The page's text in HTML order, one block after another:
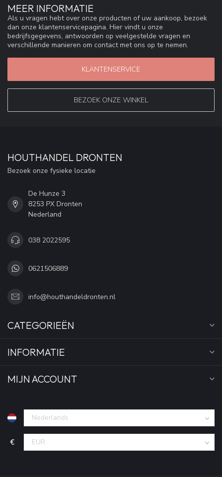
MEER INFORMATIE
Als u vragen hebt over onze producten of uw aankoop, bezoek
dan onze klantenservicepagina. Hier vindt u onze
bedrijfsgegevens, antwoorden op veelgestelde vragen en
verschillende manieren om contact met ons op te nemen.
KLANTENSERVICE
BEZOEK ONZE WINKEL
HOUTHANDEL DRONTEN
Bezoek onze fysieke locatie
De Hunze 3
8253 PX Dronten
Nederland
038 2022595
0621506889
info@houthandeldronten.nl
CATEGORIEËN
INFORMATIE
MIJN ACCOUNT
€